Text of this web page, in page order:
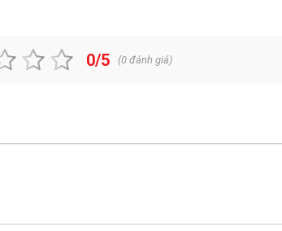
0/5 (0 đánh giá)